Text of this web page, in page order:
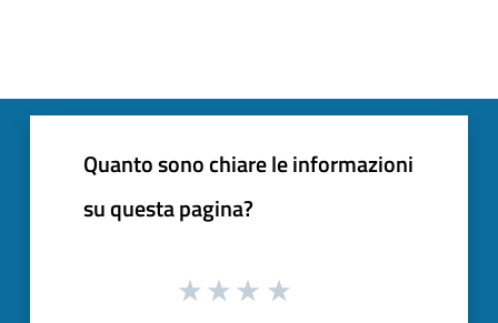
Quanto sono chiare le informazioni
su questa pagina?